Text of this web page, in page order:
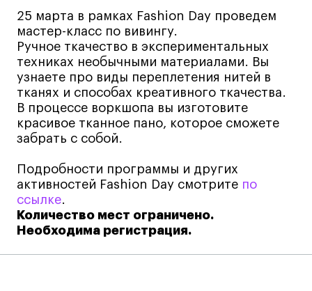
Онлайн
Маркетинг и генерация лидов
Искусство
Фотография
Очно + онлайн
Все программы
Техникум
Специалист кино- и медиапродакшена
Графический дизайнер
25 марта в рамках Fashion Day проведем
мастер-класс по вивингу.
Ручное ткачество в экспериментальных
техниках необычными материалами. Вы
узнаете про виды переплетения нитей в
тканях и способах креативного ткачества.
В процессе воркшопа вы изготовите
красивое тканное пано, которое сможете
забрать с собой.
Подробности программы и других
активностей Fashion Day смотрите по
ссылке.
Количество мест ограничено.
Необходима регистрация.